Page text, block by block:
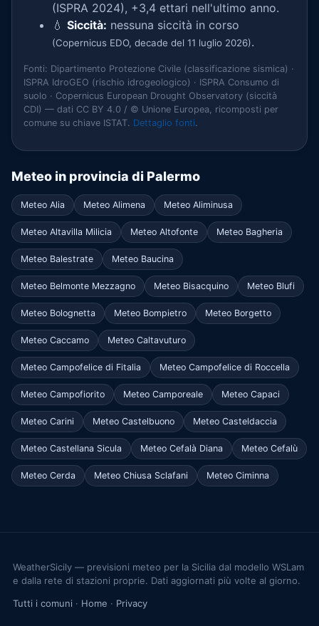
(ISPRA 2024), +3,4 ettari nell'ultimo anno.
💧 Siccità: nessuna siccità in corso
(Copernicus EDO, decade del 11 luglio 2026).
Fonti: Dipartimento Protezione Civile (classificazione sismica) ·
ISPRA IdroGEO (rischio idrogeologico) · ISPRA Consumo di
suolo · Copernicus European Drought Observatory (siccità
CDI) — dati CC BY 4.0 / © Unione Europea, ricomposti per
comune su chiave ISTAT. Dettaglio fonti.
Meteo in provincia di Palermo
Meteo Alia Meteo Alimena Meteo Aliminusa
Meteo Altavilla Milicia Meteo Altofonte Meteo Bagheria
Meteo Balestrate Meteo Baucina
Meteo Belmonte Mezzagno Meteo Bisacquino Meteo Blufi
Meteo Bolognetta Meteo Bompietro Meteo Borgetto
Meteo Caccamo Meteo Caltavuturo
Meteo Campofelice di Fitalia Meteo Campofelice di Roccella
Meteo Campofiorito Meteo Camporeale Meteo Capaci
Meteo Carini Meteo Castelbuono Meteo Casteldaccia
Meteo Castellana Sicula Meteo Cefalà Diana Meteo Cefalù
Meteo Cerda Meteo Chiusa Sclafani Meteo Ciminna
WeatherSicily — previsioni meteo per la Sicilia dal modello WSLam
e dalla rete di stazioni proprie. Dati aggiornati più volte al giorno.
Tutti i comuni · Home · Privacy